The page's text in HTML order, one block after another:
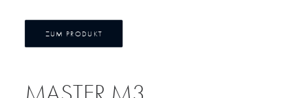
ZUM PRODUKT